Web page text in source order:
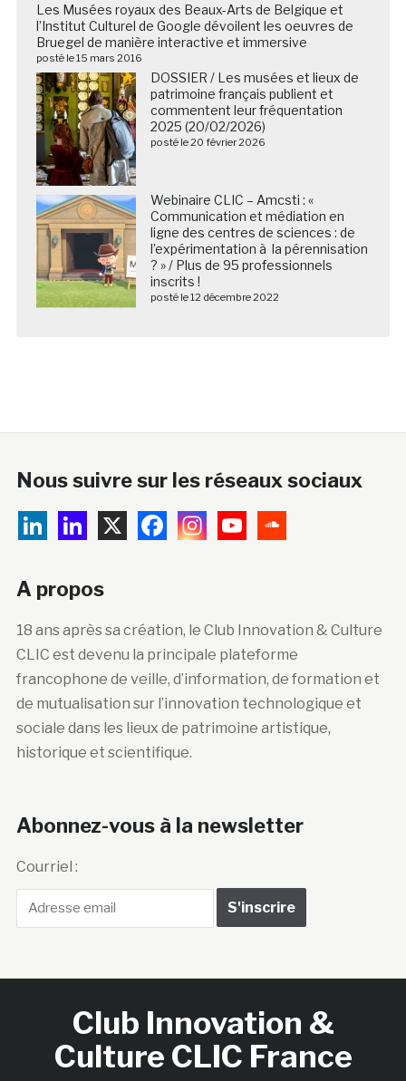
Les Musées royaux des Beaux-Arts de Belgique et
l’Institut Culturel de Google dévoilent les oeuvres de
Bruegel de manière interactive et immersive
posté le 15 mars 2016
DOSSIER / Les musées et lieux de
patrimoine français publient et
commentent leur fréquentation
2025 (20/02/2026)
posté le 20 février 2026
Webinaire CLIC – Amcsti : «
Communication et médiation en
ligne des centres de sciences : de
l’expérimentation à la pérennisation
? » / Plus de 95 professionnels
inscrits !
posté le 12 décembre 2022
Nous suivre sur les réseaux sociaux
A propos
18 ans après sa création, le Club Innovation & Culture
CLIC est devenu la principale plateforme
francophone de veille, d’information, de formation et
de mutualisation sur l’innovation technologique et
sociale dans les lieux de patrimoine artistique,
historique et scientifique.
Abonnez-vous à la newsletter
Courriel :
Club Innovation &
Culture CLIC France